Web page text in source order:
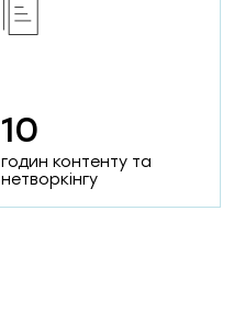
10
50+
годин контенту та
нетворкінгу